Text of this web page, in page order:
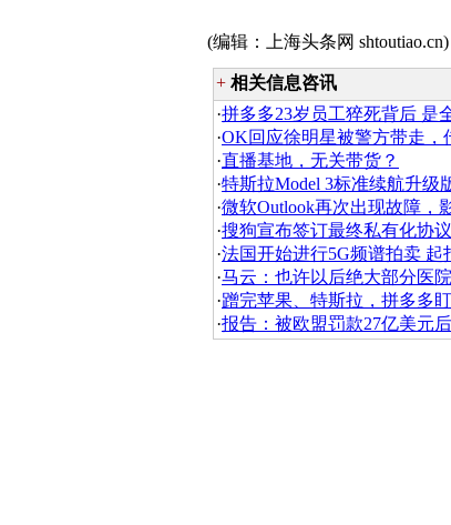
(编辑：上海头条网 shtoutiao.cn)
+ 相关信息咨讯
·拼多多23岁员工猝死背后 是
·OK回应徐明星被警方带走，
·直播基地，无关带货？
·特斯拉Model 3标准续航升级
·微软Outlook再次出现故障，
·搜狗宣布签订最终私有化协
·法国开始进行5G频谱拍卖 起
·马云：也许以后绝大部分医
·蹭完苹果、特斯拉，拼多多
·报告：被欧盟罚款27亿美元